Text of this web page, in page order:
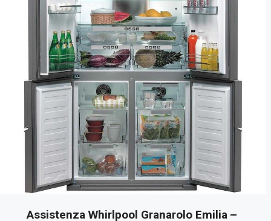
Assistenza Whirlpool Granarolo Emilia –